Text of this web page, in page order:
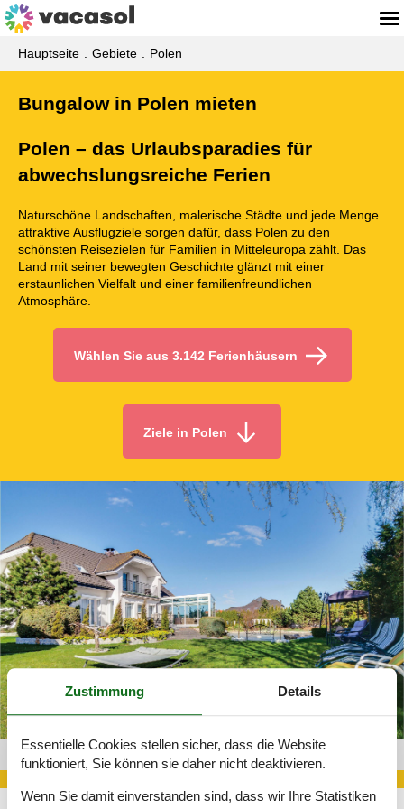
Hauptseite Gebiete Polen
Bungalow in Polen mieten
Polen – das Urlaubsparadies für
abwechslungsreiche Ferien
Naturschöne Landschaften, malerische Städte und jede Menge
attraktive Ausflugziele sorgen dafür, dass Polen zu den
schönsten Reisezielen für Familien in Mitteleuropa zählt. Das
Land mit seiner bewegten Geschichte glänzt mit einer
erstaunlichen Vielfalt und einer familienfreundlichen
Atmosphäre.
Wählen Sie aus 3.142 Ferienhäusern
Ziele in Polen
Zustimmung Details
Essentielle Cookies stellen sicher, dass die Website
funktioniert, Sie können sie daher nicht deaktivieren.
Wenn Sie damit einverstanden sind, dass wir Ihre Statistiken